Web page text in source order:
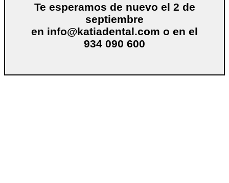
Te esperamos de nuevo el 2 de
septiembre
en info@katiadental.com o en el
934 090 600